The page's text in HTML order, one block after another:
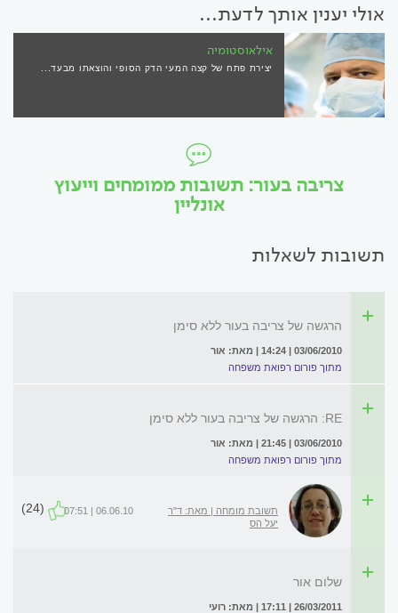
אולי יענין אותך לדעת...
אילאוסטומיה
יצירת פתח של קצה המעי הדק הסופי והוצאתו מבעד...
צריבה בעור: תשובות ממומחים וייעוץ
אונליין
תשובות לשאלות
הרגשה של צריבה בעור ללא סימן
03/06/2010 | 14:24 | מאת: אור
מתוך פורום רפואת משפחה
RE: הרגשה של צריבה בעור ללא סימן
03/06/2010 | 21:45 | מאת: אור
מתוך פורום רפואת משפחה
תשובת מומחה | מאת: ד"ר
יעל הס
06.06.10 | 07:51
(24)
שלום אור
26/03/2011 | 17:11 | מאת: רועי